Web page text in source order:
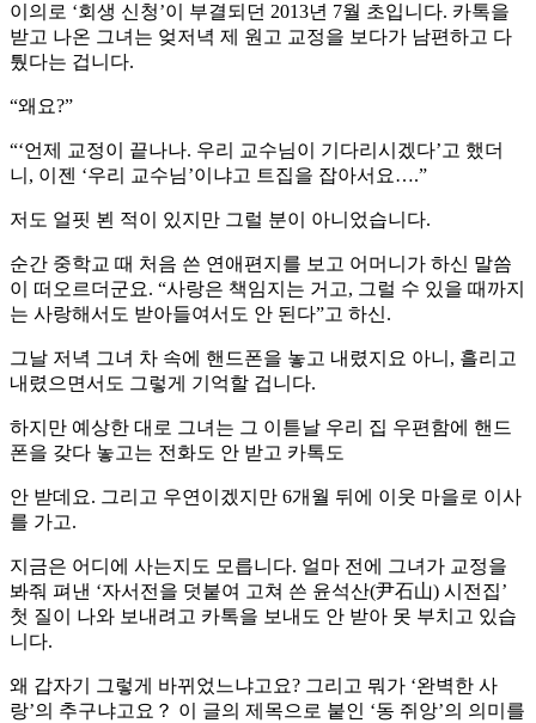
이의로 ‘회생 신청’이 부결되던 2013년 7월 초입니다. 카톡을
받고 나온 그녀는 엊저녁 제 원고 교정을 보다가 남편하고 다
퉜다는 겁니다.
“왜요?”
“‘언제 교정이 끝나나. 우리 교수님이 기다리시겠다’고 했더
니, 이젠 ‘우리 교수님’이냐고 트집을 잡아서요….”
저도 얼핏 뵌 적이 있지만 그럴 분이 아니었습니다.
순간 중학교 때 처음 쓴 연애편지를 보고 어머니가 하신 말씀
이 떠오르더군요. “사랑은 책임지는 거고, 그럴 수 있을 때까지
는 사랑해서도 받아들여서도 안 된다”고 하신.
그날 저녁 그녀 차 속에 핸드폰을 놓고 내렸지요 아니, 흘리고
내렸으면서도 그렇게 기억할 겁니다.
하지만 예상한 대로 그녀는 그 이튿날 우리 집 우편함에 핸드
폰을 갖다 놓고는 전화도 안 받고 카톡도
안 받데요. 그리고 우연이겠지만 6개월 뒤에 이웃 마을로 이사
를 가고.
지금은 어디에 사는지도 모릅니다. 얼마 전에 그녀가 교정을
봐줘 펴낸 ‘자서전을 덧붙여 고쳐 쓴 윤석산(尹石山) 시전집’
첫 질이 나와 보내려고 카톡을 보내도 안 받아 못 부치고 있습
니다.
왜 갑자기 그렇게 바뀌었느냐고요? 그리고 뭐가 ‘완벽한 사
랑’의 추구냐고요？ 이 글의 제목으로 붙인 ‘동 쥐앙’의 의미를